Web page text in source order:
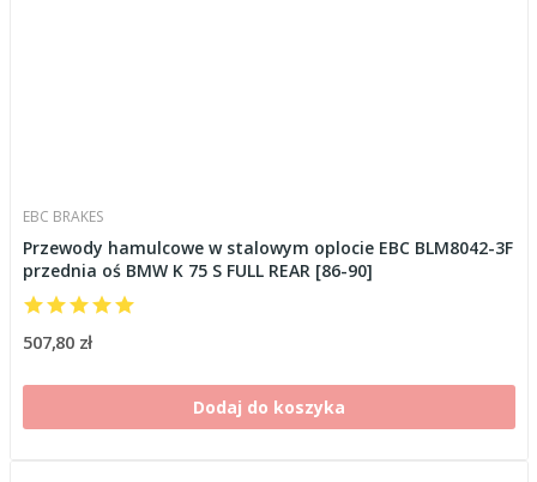
EBC BRAKES
Przewody hamulcowe w stalowym oplocie EBC BLM8042-3F
przednia oś BMW K 75 S FULL REAR [86-90]
507,80 zł
Dodaj do koszyka